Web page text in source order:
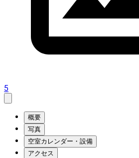
5
概要
写真
空室カレンダー・設備
アクセス